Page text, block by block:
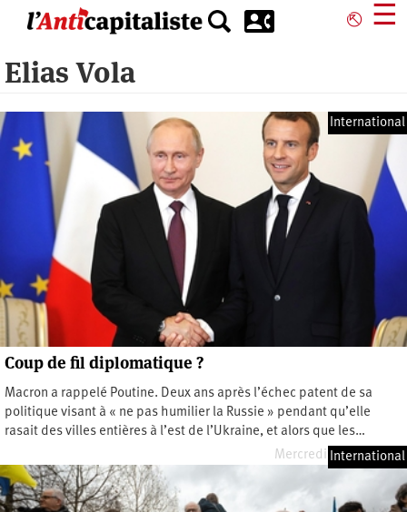
principal
⎋ ☰
Elias Vola
International
Coup de fil diplomatique ?
Macron a rappelé Poutine. Deux ans après l’échec patent de sa
politique visant à « ne pas humilier la Russie » pendant qu’elle
rasait des villes entières à l’est de l’Ukraine, et alors que les…
Mercredi 9 juillet 2025
International